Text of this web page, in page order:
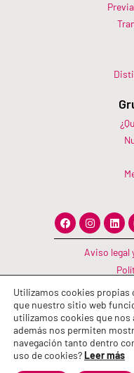
F
a
c
o
k
I
n
s
t
a
r
a
m
L
i
n
k
e
d
i
n
Aviso legal
Utilizamos cookies propias
que nuestro sitio web
utilizamos cookies que nos
además nos permiten
navegación tanto dentro
uso de cookies?Leer más